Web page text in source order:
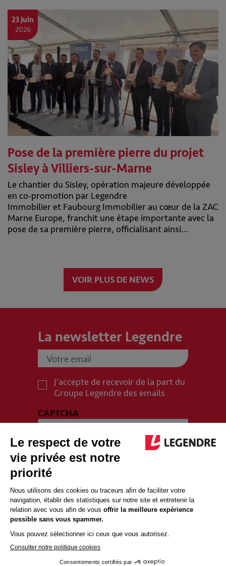
23 Juin
2026
Pose de la première pierre du projet
Sisley à Villiers-sur-Marne
Le chantier du Sisley, opération majeure développée
en co-promotion par Legendre
Immobilier et Faubourg Immobilier au cœur de la ZAC
Marne Europe, franchit une étape importante avec la
pose de sa première pierre, officialisant ainsi…
VOIR PLUS DE NEWS
La newsletter Legendre
J'accepte de recevoir de la part du
Groupe Legendre des emails
CAPTCHA
MENTIONS LÉGALES
POLITIQUE DE CONFIDENTIALITÉ